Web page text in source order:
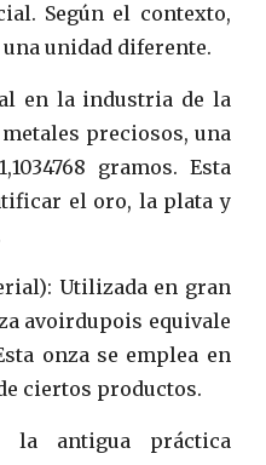
Según el contexto,
unidad diferente.
en la industria de la
preciosos, una
gramos. Esta
el oro, la plata y
Utilizada en gran
avoirdupois equivale
onza se emplea en
ciertos productos.
la antigua práctica